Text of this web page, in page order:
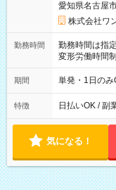
愛知県名古屋
株式会社ワ
勤務時間
勤務時間は指
変形労働時間制 想定
00～20：00
期間 単発・1日のみ
特徴 日払いOK / 副
気になる！